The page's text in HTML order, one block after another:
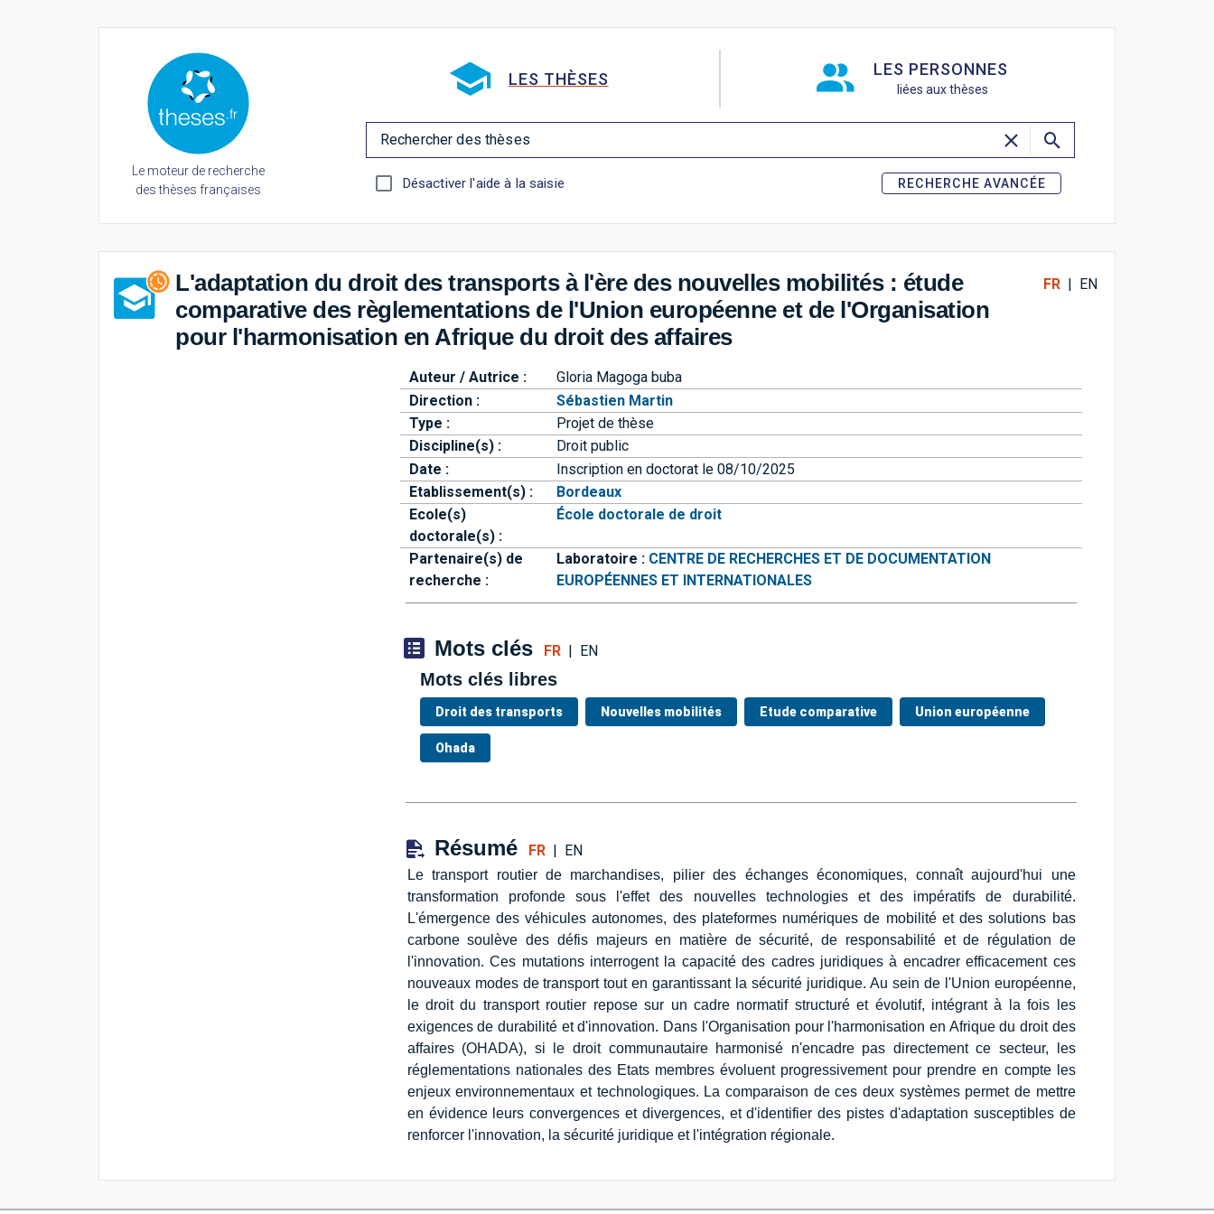
Le moteur de recherche
des thèses françaises
LES THÈSES LES PERSONNES
liées aux thèses
Rechercher des thèses
Désactiver l'aide à la saisie RECHERCHE AVANCÉE
L'adaptation du droit des transports à l'ère des nouvelles mobilités : étude
comparative des règlementations de l'Union européenne et de l'Organisation
pour l'harmonisation en Afrique du droit des affaires
FR| EN
Auteur / Autrice :
Gloria Magoga buba
Direction :
Sébastien Martin
Type :
Projet de thèse
Discipline(s) :
Droit public
Date :
Inscription en doctorat le 08/10/2025
Etablissement(s) :
Bordeaux
Ecole(s)
doctorale(s) :
École doctorale de droit
Partenaire(s) de
recherche :
Laboratoire : CENTRE DE RECHERCHES ET DE DOCUMENTATION
EUROPÉENNES ET INTERNATIONALES
Mots clés FR| EN
Mots clés libres
Droit des transports Nouvelles mobilités Etude comparative Union européenne
Ohada
Résumé FR| EN
Le transport routier de marchandises, pilier des échanges économiques, connaît aujourd'hui une
transformation profonde sous l'effet des nouvelles technologies et des impératifs de durabilité.
L'émergence des véhicules autonomes, des plateformes numériques de mobilité et des solutions bas
carbone soulève des défis majeurs en matière de sécurité, de responsabilité et de régulation de
l'innovation. Ces mutations interrogent la capacité des cadres juridiques à encadrer efficacement ces
nouveaux modes de transport tout en garantissant la sécurité juridique. Au sein de l'Union européenne,
le droit du transport routier repose sur un cadre normatif structuré et évolutif, intégrant à la fois les
exigences de durabilité et d'innovation. Dans l'Organisation pour l'harmonisation en Afrique du droit des
affaires (OHADA), si le droit communautaire harmonisé n'encadre pas directement ce secteur, les
réglementations nationales des Etats membres évoluent progressivement pour prendre en compte les
enjeux environnementaux et technologiques. La comparaison de ces deux systèmes permet de mettre
en évidence leurs convergences et divergences, et d'identifier des pistes d'adaptation susceptibles de
renforcer l'innovation, la sécurité juridique et l'intégration régionale.